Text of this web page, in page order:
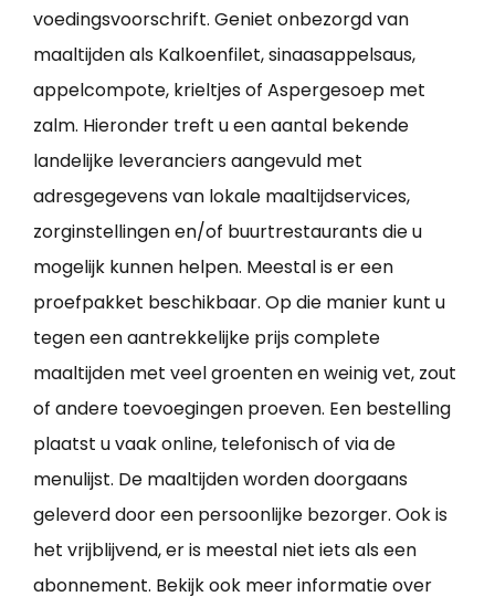
voedingsvoorschrift. Geniet onbezorgd van
maaltijden als Kalkoenfilet, sinaasappelsaus,
appelcompote, krieltjes of Aspergesoep met
zalm. Hieronder treft u een aantal bekende
landelijke leveranciers aangevuld met
adresgegevens van lokale maaltijdservices,
zorginstellingen en/of buurtrestaurants die u
mogelijk kunnen helpen. Meestal is er een
proefpakket beschikbaar. Op die manier kunt u
tegen een aantrekkelijke prijs complete
maaltijden met veel groenten en weinig vet, zout
of andere toevoegingen proeven. Een bestelling
plaatst u vaak online, telefonisch of via de
menulijst. De maaltijden worden doorgaans
geleverd door een persoonlijke bezorger. Ook is
het vrijblijvend, er is meestal niet iets als een
abonnement. Bekijk ook meer informatie over